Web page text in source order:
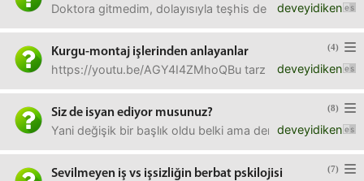
deveyidiken
Doktora gitmedim, dolayısıyla teşhis de kesin değil ama
(4)
Kurgu-montaj işlerinden anlayanlar
deveyidiken
https://youtu.be/AGY4I4ZMhoQBu tarz klipler, özetler
(8)
Siz de isyan ediyor musunuz?
deveyidiken
Yani değişik bir başlık oldu belki ama demek istediğim,
(7)
Sevilmeyen iş vs işsizliğin berbat pskilojisi